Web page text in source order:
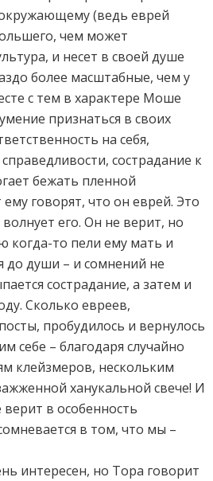
(ведь еврей
чем может
и несет в своей душе
более масштабные, чем у
с тем в характере Моше
признаться в своих
на себя,
сострадание к
бежать пленной
говорят, что он еврей. Это
его. Он не верит, но
когда-то пели ему мать и
до души – и сомнений не
сострадание, а затем и
Сколько евреев,
пробудилось и вернулось
себе – благодаря случайно
клейзмеров, нескольким
ханукальной свече! И
верит в особенность
в том, что мы –
интересен, но Тора говорит